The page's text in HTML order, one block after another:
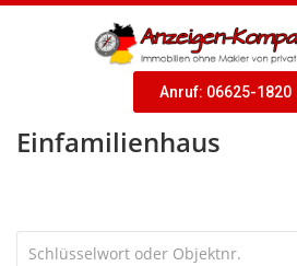
Anruf: 06625-1820
Einfamilienhaus